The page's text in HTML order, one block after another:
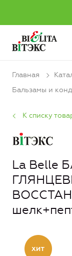
Главная
Бальзамы и
К списку
La Belle